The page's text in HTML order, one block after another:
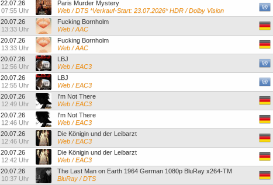
22.07.26
07:55 Uhr
Paris Murder Mystery
Web / DTS *Verkauf-Start: 23.07.2026* HDR / Dolby Vision
20.07.26
13:33 Uhr
Fucking Bornholm
Web / AAC
20.07.26
13:33 Uhr
Fucking Bornholm
Web / AAC
20.07.26
12:56 Uhr
LBJ
Web / EAC3
20.07.26
12:55 Uhr
LBJ
Web / EAC3
20.07.26
12:49 Uhr
I'm Not There
Web / EAC3
20.07.26
12:46 Uhr
I'm Not There
Web / EAC3
20.07.26
12:46 Uhr
Die Königin und der Leibarzt
Web / EAC3
20.07.26
12:42 Uhr
Die Königin und der Leibarzt
Web / EAC3
20.07.26
10:37 Uhr
The Last Man on Earth 1964 German 1080p BluRay x264-TM
BluRay / DTS